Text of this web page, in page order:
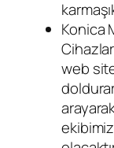
Konica
web